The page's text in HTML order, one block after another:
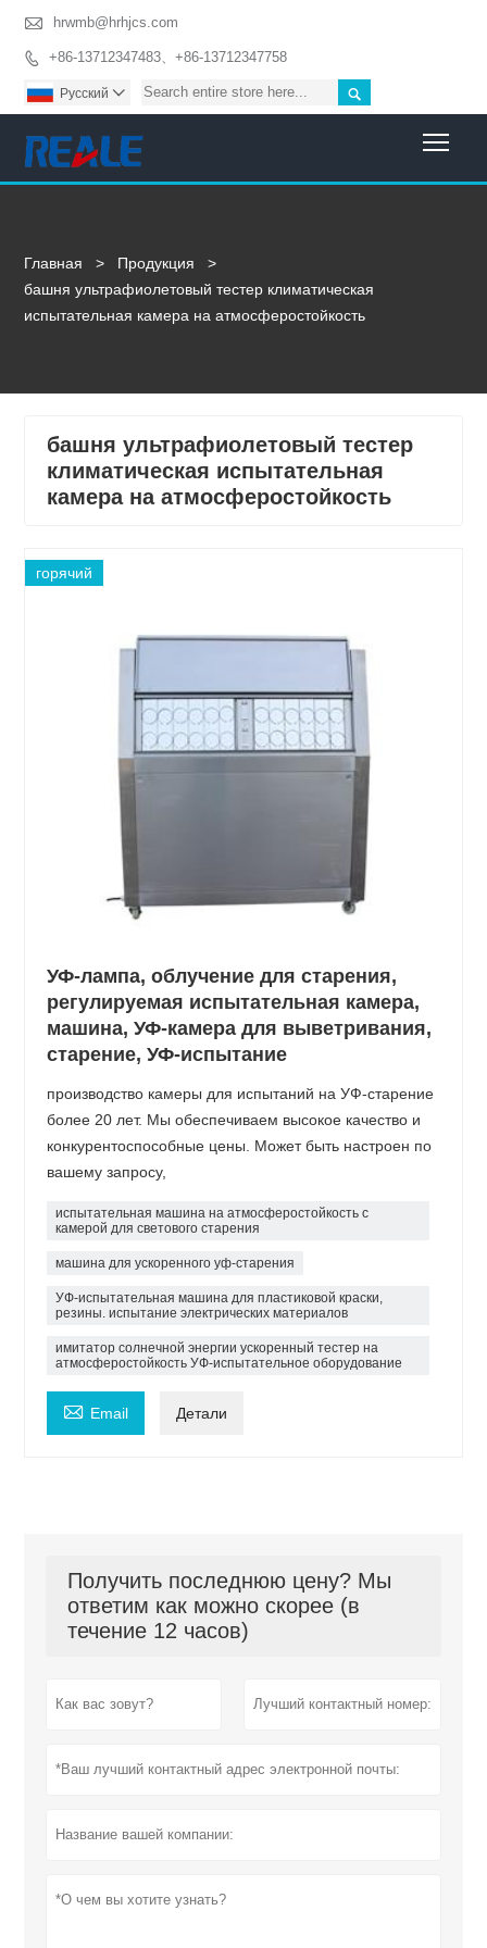
 hrwmb@hrhjcs.com
 +86-13712347483、+86-13712347758

Pусский 
Главная > Продукция
>
башня ультрафиолетовый тестер климатическая
испытательная камера на атмосферостойкость
башня ультрафиолетовый тестер
климатическая испытательная
камера на атмосферостойкость
горячий
УФ-лампа, облучение для старения,
регулируемая испытательная камера,
машина, УФ-камера для выветривания,
старение, УФ-испытание
производство камеры для испытаний на УФ-старение
более 20 лет. Мы обеспечиваем высокое качество и
конкурентоспособные цены. Может быть настроен по
вашему запросу,
испытательная машина на атмосферостойкость с
камерой для светового старения
машина для ускоренного уф-старения
УФ-испытательная машина для пластиковой краски,
резины. испытание электрических материалов
имитатор солнечной энергии ускоренный тестер на
атмосферостойкость УФ-испытательное оборудование
 Email Детали
Получить последнюю цену? Мы
ответим как можно скорее (в
течение 12 часов)